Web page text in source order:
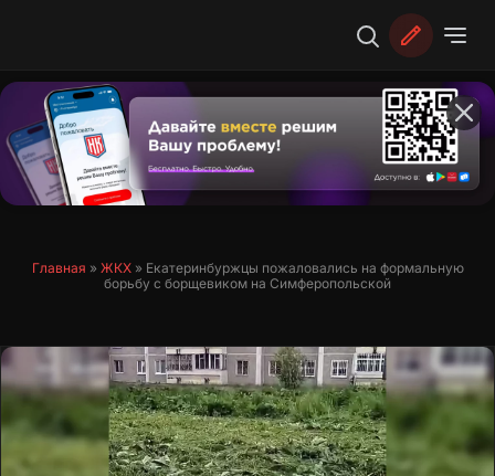
Главная » ЖКХ» Екатеринбуржцы пожаловались на формальную
борьбу с борщевиком на Симферопольской